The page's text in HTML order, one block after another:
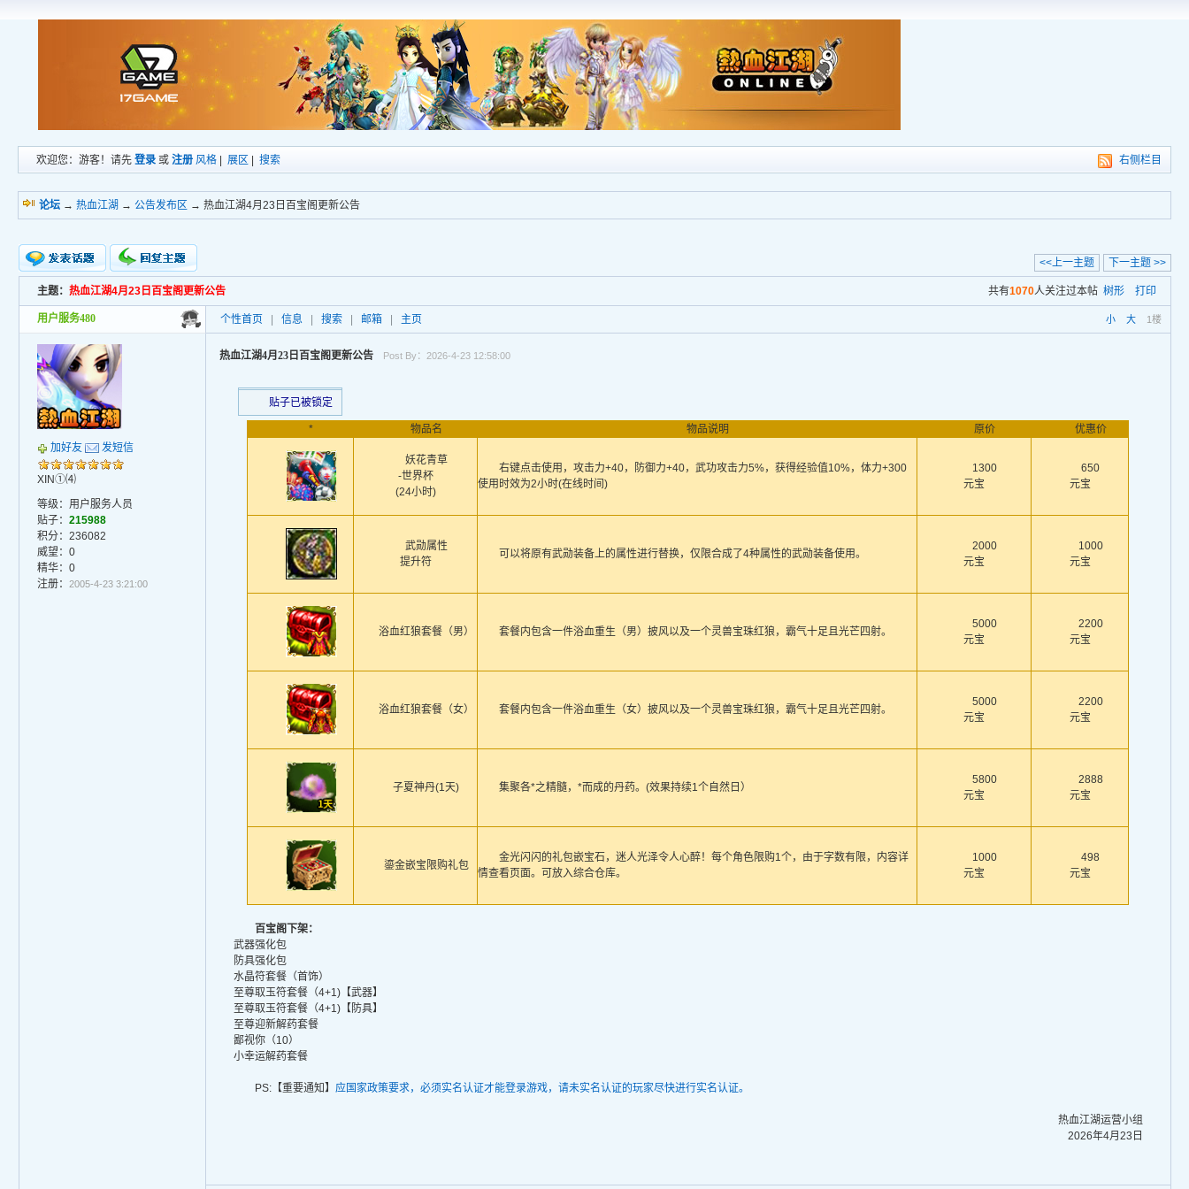
右侧栏目
欢迎您：游客！请先登录 或注册 风格 |展区 |搜索
论坛 →热血江湖 →公告发布区 → 热血江湖4月23日百宝阁更新公告
新的主题
投票帖
小字报
下一主题 >>
<<上一主题
共有1070人关注过本帖 树形 打印
主题： 热血江湖4月23日百宝阁更新公告
用户服务480 小 大 1楼
个性首页 信息 搜索 邮箱 主页
加好友 发短信
XIN①⑷
等级：用户服务人员
贴子： 215988
积分：236082
威望：0
精华：0
注册：
2005-4-23 3:21:00
热血江湖4月23日百宝阁更新公告 Post By：2026-4-23 12:58:00
贴子已被锁定
* 物品名 物品说明 原价 优惠价
妖花青草
-世界杯
(24小时)
右键点击使用，攻击力+40，防御力+40，武功攻击力5%，获得经验值10%，体力+300
使用时效为2小时(在线时间)
1300
元宝
650
元宝
武勋属性
提升符
可以将原有武勋装备上的属性进行替换，仅限合成了4种属性的武勋装备使用。
2000
元宝
1000
元宝
浴血红狼套餐（男） 套餐内包含一件浴血重生（男）披风以及一个灵兽宝珠红狼，霸气十足且光芒四射。
5000
元宝
2200
元宝
浴血红狼套餐（女） 套餐内包含一件浴血重生（女）披风以及一个灵兽宝珠红狼，霸气十足且光芒四射。
5000
元宝
2200
元宝
子夏神丹(1天) 集聚各*之精髓，*而成的丹药。(效果持续1个自然日）
5800
元宝
2888
元宝
鎏金嵌宝限购礼包
金光闪闪的礼包嵌宝石，迷人光泽令人心醉！每个角色限购1个，由于字数有限，内容详
情查看页面。可放入综合仓库。
1000
元宝
498
元宝
百宝阁下架：
武器强化包
防具强化包
水晶符套餐（首饰）
至尊取玉符套餐（4+1)【武器】
至尊取玉符套餐（4+1)【防具】
至尊迎新解药套餐
鄙视你（10）
小幸运解药套餐
PS:【重要通知】 应国家政策要求，必须实名认证才能登录游戏，请未实名认证的玩家尽快进行实名认证。
热血江湖运营小组
2026年4月23日